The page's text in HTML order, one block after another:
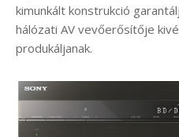
kimunkált konstrukció
hálózati AV vevőerősítője
produkáljanak.